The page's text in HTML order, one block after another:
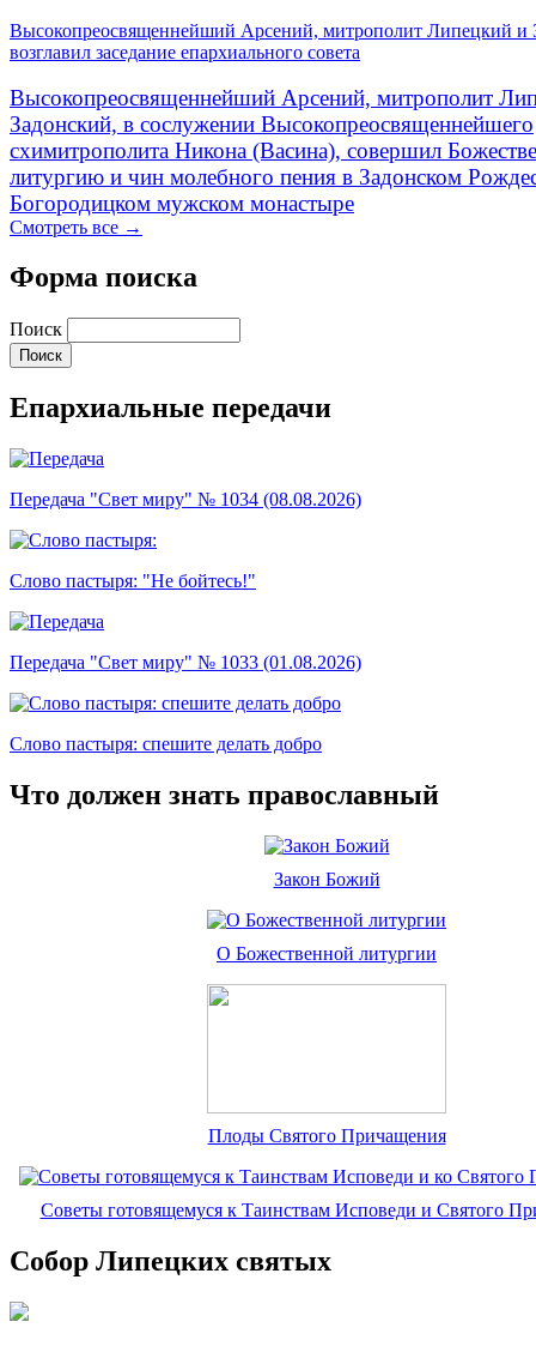
Высокопреосвященнейший Арсений, митрополит Липецкий и
возглавил заседание епархиального совета
Высокопреосвященнейший Арсений, митрополит
Задонский, в сослужении Высокопреосвященнейшего
схимитрополита Никона (Васина), совершил
литургию и чин молебного пения в Задонском
Богородицком мужском монастыре
Смотреть все →
Форма поиска
Поиск
Епархиальные передачи
Передача "Свет миру" № 1034 (08.08.2026)
Слово пастыря: "Не бойтесь!"
Передача "Свет миру" № 1033 (01.08.2026)
Слово пастыря: спешите делать добро
Что должен знать православный
Закон Божий
О Божественной литургии
Плоды Святого Причащения
Советы готовящемуся к Таинствам Исповеди и Святого
Собор Липецких святых